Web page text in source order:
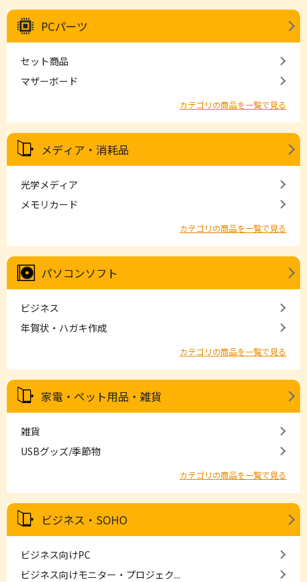
PCパーツ
セット商品
マザーボード
カテゴリの商品を一覧で見る
メディア・消耗品
光学メディア
メモリカード
カテゴリの商品を一覧で見る
パソコンソフト
ビジネス
年賀状・ハガキ作成
カテゴリの商品を一覧で見る
家電・ペット用品・雑貨
雑貨
USBグッズ/季節物
カテゴリの商品を一覧で見る
ビジネス・SOHO
ビジネス向けPC
ビジネス向けモニター・プロジェク...